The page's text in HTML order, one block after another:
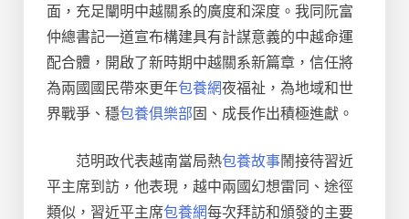
面，充足闡明中越關系的廣度和深度。我同阮富
仲總書記一道宣布構建具有計謀意義的中越命運
配合體，開啟了新時期中越關系新篇章，信任將
為兩國國民帶來更年包養網夜福祉，為地域和世
界戰爭、穩包養俱樂部固、成長作出積極進獻。
范明政代表越南當局熱包養故事鬧接待習近
平主席到訪，他表現，越中兩國幻想雷同、途徑
類似，習近平主席包養網每次拜訪和頒發的主要